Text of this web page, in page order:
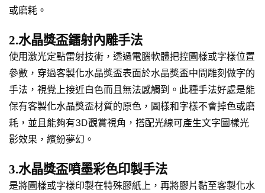
或磨耗。
2.水晶獎盃鐳射內雕手法
使用激光定點雷射技術，透過電腦軟體把控圖樣或字樣位置
參數，穿過客製化水晶獎盃表面於水晶獎盃中間雕刻做字的
手法，視覺上接近白色而且無法感觸到。此種手法好處是能
保有客製化水晶獎盃材質的原色，圖樣和字樣不會掉色或磨
耗，並且能夠有3D觀賞視角，搭配光線可產生文字圖樣光
影效果，繽紛夢幻。
3.水晶獎盃噴墨彩色印製手法
是將圖樣或字樣印製在特殊膠紙上，再將膠片黏至客製化水